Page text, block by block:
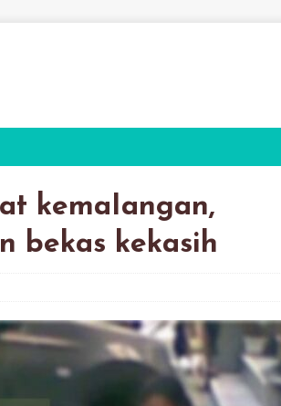
kemaIangan,
bekas kekasih